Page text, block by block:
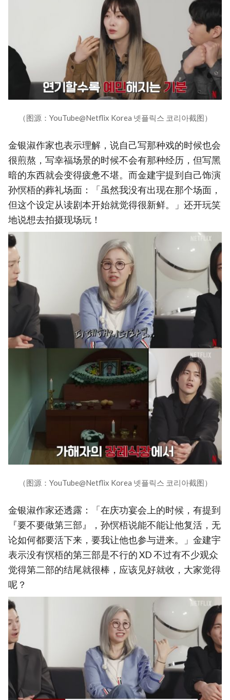
（图源：YouTube@Netflix Korea 넷플릭스 코리아截图）
金银淑作家也表示理解，说自己写那种戏的时候也会
很煎熬，写幸福场景的时候不会有那种经历，但写黑
暗的东西就会变得疲惫不堪。而金建宇提到自己饰演
孙慏梧的葬礼场面：「虽然我没有出现在那个场面，
但这个设定从读剧本开始就觉得很新鲜。」还开玩笑
地说想去拍摄现场玩！
（图源：YouTube@Netflix Korea 넷플릭스 코리아截图）
金银淑作家还透露：「在庆功宴会上的时候，有提到
『要不要做第三部』，孙慏梧说能不能让他复活，无
论如何都要活下来，要我让他也参与进来。」金建宇
表示没有慏梧的第三部是不行的 XD 不过有不少观众
觉得第二部的结尾就很棒，应该见好就收，大家觉得
呢？